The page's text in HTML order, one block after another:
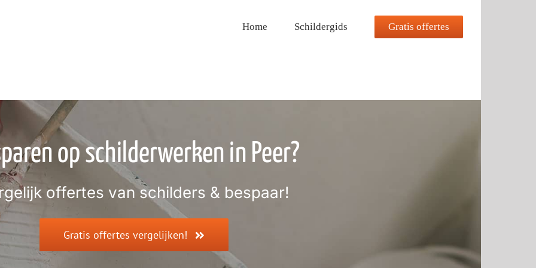
Home Schildergids Gratis offertes
op schilderwerken in Peer?
offertes van schilders & bespaar!
Gratis offertes vergelijken!